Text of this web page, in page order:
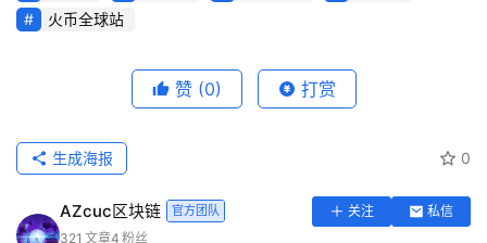
火币全球站
赞 (0) 打赏
0
生成海报
AZcuc区块链 官方团队 关注
私信
321 文章4 粉丝